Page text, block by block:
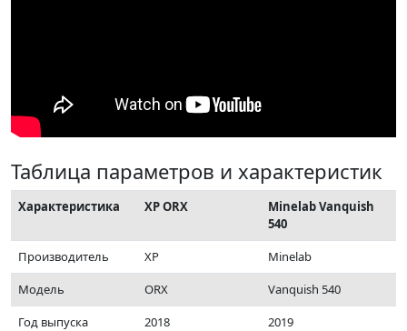
Таблица параметров и характеристик
Характеристика XP ORX
Minelab Vanquish
540
Производитель
XP
Minelab
Модель
ORX
Vanquish 540
Год выпуска
2018
2019